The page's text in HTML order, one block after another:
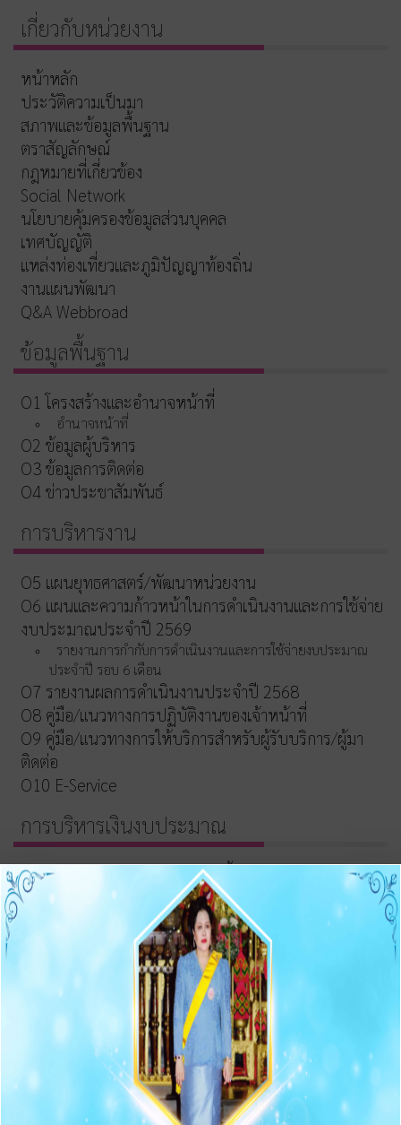
เกี่ยวกับหน่วยงาน
หน้าหลัก
ประวัติความเป็นมา
สภาพและข้อมูลพื้นฐาน
ตราสัญลักษณ์
กฎหมายที่เกี่ยวข้อง
Social Network
นโยบายคุ้มครองข้อมูลส่วนบุคคล
เทศบัญญัติ
แหล่งท่องเที่ยวและภูมิปัญญาท้องถิ่น
งานแผนพัฒนา
Q&A Webbroad
ข้อมูลพื้นฐาน
O1 โครงสร้างและอำนาจหน้าที่
อำนาจหน้าที่
O2 ข้อมูลผู้บริหาร
O3 ข้อมูลการติดต่อ
O4 ข่าวประชาสัมพันธ์
การบริหารงาน
O5 แผนยุทธศาสตร์/พัฒนาหน่วยงาน
O6 แผนและความก้าวหน้าในการดำเนินงานและการใช้จ่าย
งบประมาณประจำปี 2569
รายงานการกำกับการดำเนินงานและการใช้จ่ายงบประมาณ
ประจำปี รอบ 6 เดือน
O7 รายงานผลการดำเนินงานประจำปี 2568
O8 คู่มือ/แนวทางการปฏิบัติงานของเจ้าหน้าที่
O9 คู่มือ/แนวทางการให้บริการสำหรับผู้รับบริการ/ผู้มา
ติดต่อ
O10 E-Service
การบริหารเงินงบประมาณ
รายการและความก้าวหน้าการจัดซื้อจัดจ้างและจัดหาพัสดุ
ประกาศต่างๆ เกี่ยวกับการจัดซื้อจัดจ้าง/จัดหาพัสดุ
ความก้าวหน้าการจัดซื้อจัดจ้าง/จัดหาพัสดุ
O11 สรุปผลการจัดซื้อจัดจ้าง/จัดหาพัสดุรายเดือน
O12 รายงานสรุปผลการจัดซื้อจัดจ้าง/จัดหาพัสดุประจำปี
การบริหารและพัฒนาทรัพยากรบุคคล
O13 แผนบริหารและพัฒนาทรัพยากรบุคคล
การดำเนินการตามนโยบายบริหารทรัพยากรบุคคล
หลักเกณฑ์การบริหารและพัฒนาทรัพยากรบุคคล
O14 รายงานผลการบริหารและทรัพยากรบุคคลประจำปี